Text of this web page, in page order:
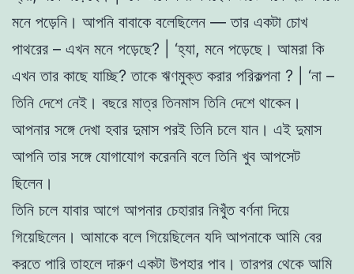
মনে পড়েনি । আপনি বাবাকে বলেছিলেন — তার একটা চোখ
পাথরের – এখন মনে পড়েছে? | ‘হ্যা, মনে পড়েছে। আমরা কি
এখন তার কাছে যাচ্ছি? তাকে ঋণমুক্ত করার পরিকল্পনা ? | ‘না –
তিনি দেশে নেই । বছরে মাত্র তিনমাস তিনি দেশে থাকেন ।
আপনার সঙ্গে দেখা হবার দুমাস পরই তিনি চলে যান । এই দুমাস
আপনি তার সঙ্গে যােগাযােগ করেননি বলে তিনি খুব আপসেট
ছিলেন।
তিনি চলে যাবার আগে আপনার চেহারার নিখুঁত বর্ণনা দিয়ে
গিয়েছিলেন । আমাকে বলে গিয়েছিলেন যদি আপনাকে আমি বের
করতে পারিতাহলেদারুণ একটা উপহার পাব ।তারপর থেকে আমি